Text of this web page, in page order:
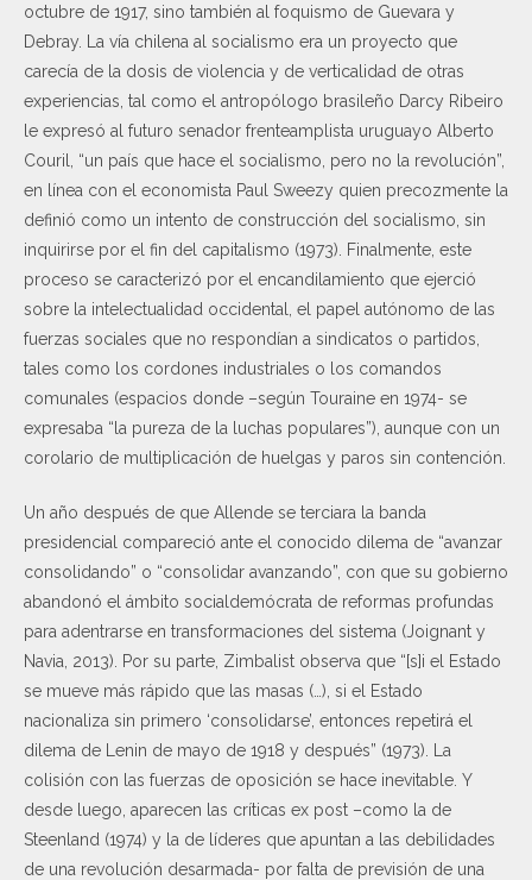
octubre de 1917, sino también al foquismo de Guevara y
Debray. La vía chilena al socialismo era un proyecto que
carecía de la dosis de violencia y de verticalidad de otras
experiencias, tal como el antropólogo brasileño Darcy Ribeiro
le expresó al futuro senador frenteamplista uruguayo Alberto
Couril, “un país que hace el socialismo, pero no la revolución”,
en línea con el economista Paul Sweezy quien precozmente la
definió como un intento de construcción del socialismo, sin
inquirirse por el fin del capitalismo (1973). Finalmente, este
proceso se caracterizó por el encandilamiento que ejerció
sobre la intelectualidad occidental, el papel autónomo de las
fuerzas sociales que no respondían a sindicatos o partidos,
tales como los cordones industriales o los comandos
comunales (espacios donde –según Touraine en 1974- se
expresaba “la pureza de la luchas populares”), aunque con un
corolario de multiplicación de huelgas y paros sin contención.
Un año después de que Allende se terciara la banda
presidencial compareció ante el conocido dilema de “avanzar
consolidando” o “consolidar avanzando”, con que su gobierno
abandonó el ámbito socialdemócrata de reformas profundas
para adentrarse en transformaciones del sistema (Joignant y
Navia, 2013). Por su parte, Zimbalist observa que “[s]i el Estado
se mueve más rápido que las masas (…), si el Estado
nacionaliza sin primero ‘consolidarse’, entonces repetirá el
dilema de Lenin de mayo de 1918 y después” (1973). La
colisión con las fuerzas de oposición se hace inevitable. Y
desde luego, aparecen las críticas ex post –como la de
Steenland (1974) y la de líderes que apuntan a las debilidades
de una revolución desarmada- por falta de previsión de una